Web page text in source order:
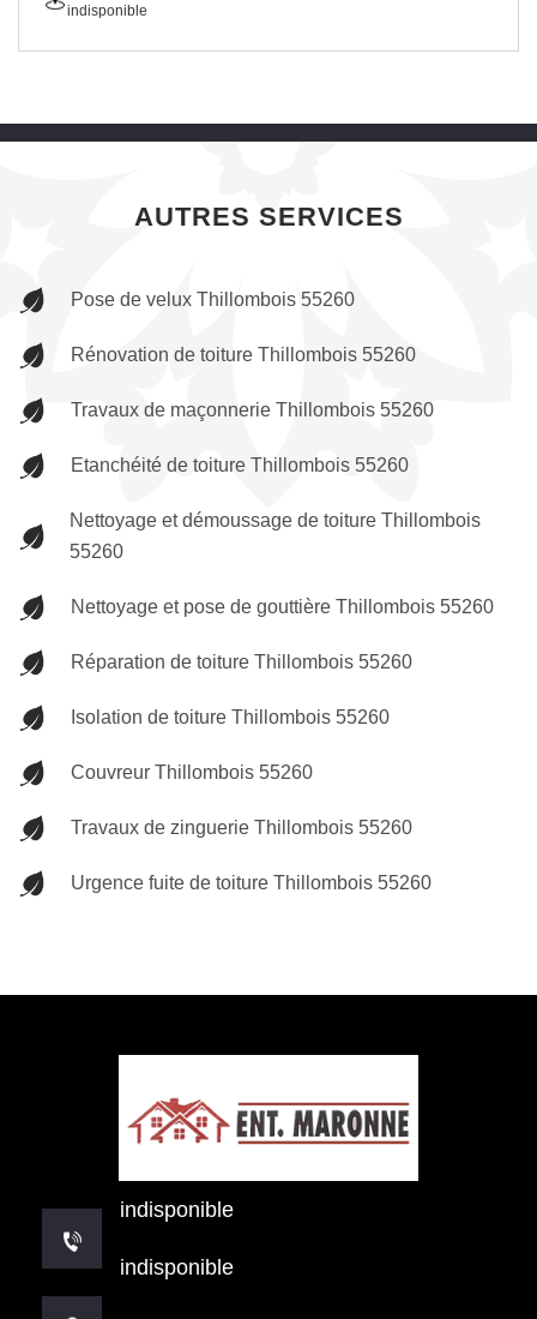
indisponible
AUTRES SERVICES
Pose de velux Thillombois 55260
Rénovation de toiture Thillombois 55260
Travaux de maçonnerie Thillombois 55260
Etanchéité de toiture Thillombois 55260
Nettoyage et démoussage de toiture Thillombois
55260
Nettoyage et pose de gouttière Thillombois 55260
Réparation de toiture Thillombois 55260
Isolation de toiture Thillombois 55260
Couvreur Thillombois 55260
Travaux de zinguerie Thillombois 55260
Urgence fuite de toiture Thillombois 55260
indisponible
indisponible